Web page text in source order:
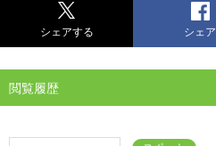
シェアする シェア
閲覧履歴